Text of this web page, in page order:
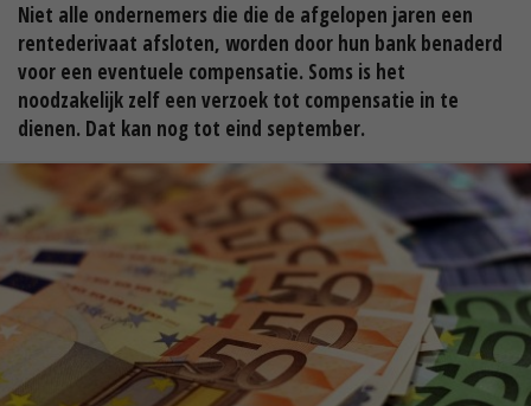
Niet alle ondernemers die die de afgelopen jaren een
rentederivaat afsloten, worden door hun bank benaderd
voor een eventuele compensatie. Soms is het
noodzakelijk zelf een verzoek tot compensatie in te
dienen. Dat kan nog tot eind september.